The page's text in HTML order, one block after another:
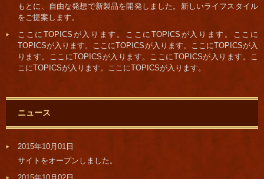
もとに、自由な発想で新製品を開発しました。新しいライフスタイル
をご提案します。
ここにTOPICSが入ります。ここにTOPICSが入ります。ここに
TOPICSが入ります。ここにTOPICSが入ります。ここにTOPICSが入
ります。ここにTOPICSが入ります。ここにTOPICSが入ります。こ
こにTOPICSが入ります。ここにTOPICSが入ります。
ニュース
2015年10月01日
サイトをオープンしました。